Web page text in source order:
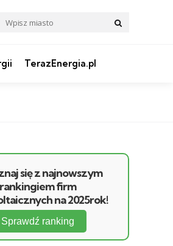
Search
for:
TerazEnergia.pl
się z najnowszym
rankingiem firm
na 2025rok!
Sprawdź ranking